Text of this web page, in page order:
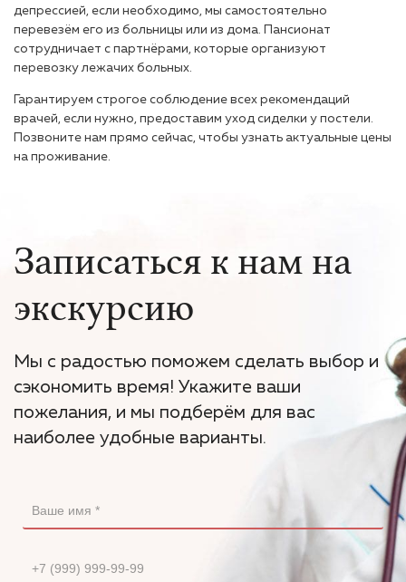
депрессией, если необходимо, мы самостоятельно
перевезём его из больницы или из дома. Пансионат
сотрудничает с партнёрами, которые организуют
перевозку лежачих больных.
Гарантируем строгое соблюдение всех рекомендаций
врачей, если нужно, предоставим уход сиделки у постели.
Позвоните нам прямо сейчас, чтобы узнать актуальные цены
на проживание.
Записаться к нам на
экскурсию
Мы с радостью поможем сделать выбор и
сэкономить время! Укажите ваши
пожелания, и мы подберём для вас
наиболее удобные варианты.